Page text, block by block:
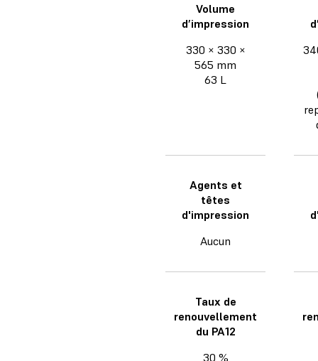
Volume
d’impression
330 × 330 ×
565 mm
63 L
Agents et
têtes
d'impression
Aucun
Taux de
renouvellement
du PA12
30 %